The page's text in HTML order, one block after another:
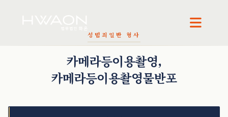
성범죄 일반 형사
카메라등이용촬영,
카메라등이용촬영물반포